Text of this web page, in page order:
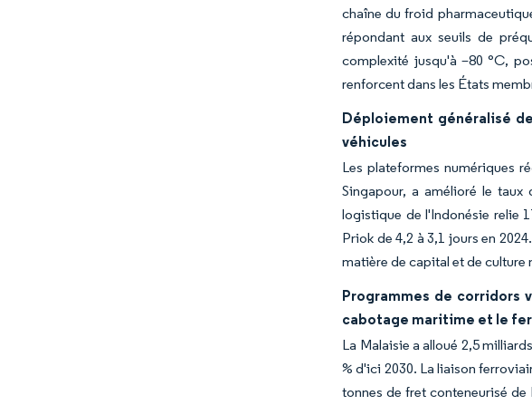
chaîne du froid
répondant aux seuils de
complexité jusqu'à –80 °C,
renforcent dans les États
Déploiement généralisé
véhicules
Les plateformes numériques
Singapour, a amélioré le taux
logistique de l'Indonésie relie
Priok de 4,2 à 3,1 jours en
matière de capital et de culture
Programmes de corridors
cabotage maritime et le
La Malaisie a alloué 2,5
% d'ici 2030. La liaison
tonnes de fret conteneurisé